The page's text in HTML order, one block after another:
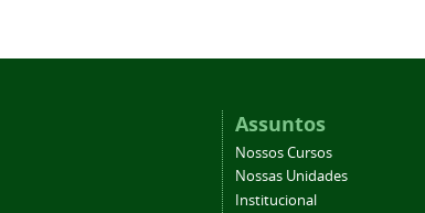
Assuntos
Nossos Cursos
Nossas Unidades
Institucional